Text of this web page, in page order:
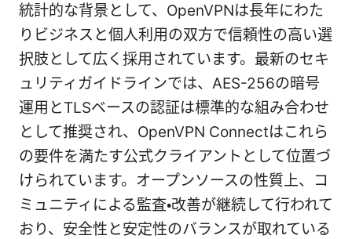
統計的な背景として、OpenVPNは長年にわた
りビジネスと個人利用の双方で信頼性の高い選
択肢として広く採用されています。最新のセキ
ュリティガイドラインでは、AES-256の暗号
運用とTLSベースの認証は標準的な組み合わせ
として推奨され、OpenVPN Connectはこれら
の要件を満たす公式クライアントとして位置づ
けられています。オープンソースの性質上、コ
ミュニティによる監査・改善が継続して行われて
おり、安全性と安定性のバランスが取れている